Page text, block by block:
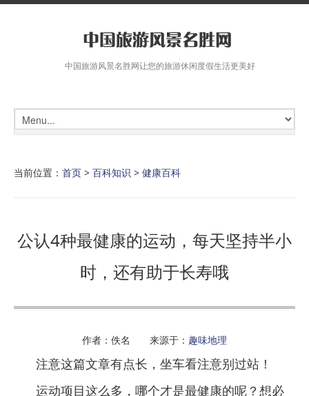
中国旅游风景名胜网让您的旅游休闲度假生活更美好
当前位置： 首页 > 百科知识 > 健康百科
公认4种最健康的运动，每天坚持半小
时，还有助于长寿哦
作者：佚名 来源于： 趣味地理
注意这篇文章有点长，坐车看注意别过站！
运动项目这么多，哪个才是最健康的呢？想必